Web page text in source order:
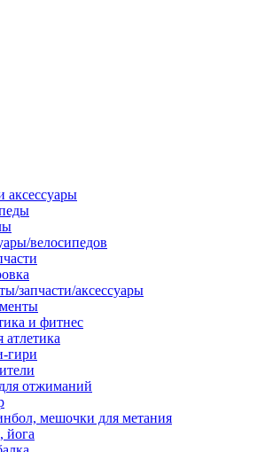
аксессуары
велосипедов
запчасти/аксессуары
и фитнес
атлетика
гири
отжиманий
мешочки для метания
йога